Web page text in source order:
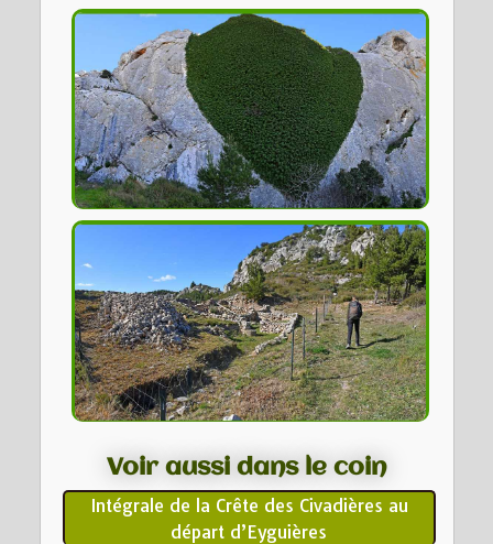
Voir aussi dans le coin
Intégrale de la Crête des Civadières au
départ d’Eyguières